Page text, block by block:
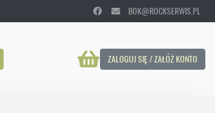
BOK@ROCKSERWIS.PL
ZALOGUJ SIĘ / ZAŁÓŻ KONTO